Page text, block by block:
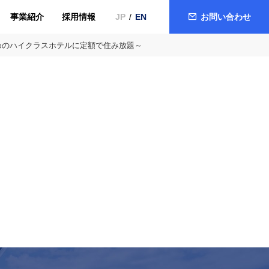
事業紹介 採用情報 JP EN お問い合わせ
ハイクラスホテルに定額で住み放題～